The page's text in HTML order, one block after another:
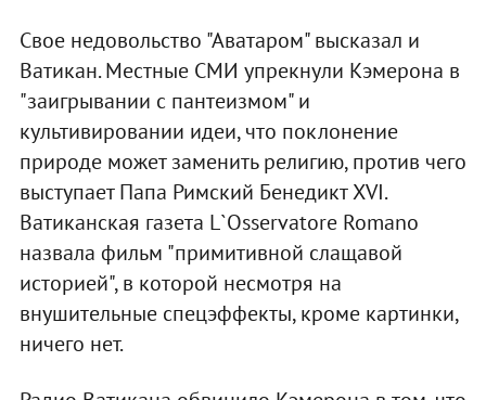
Свое недовольство "Аватаром" высказал и
Ватикан. Местные СМИ упрекнули Кэмерона в
"заигрывании с пантеизмом" и
культивировании идеи, что поклонение
природе может заменить религию, против чего
выступает Папа Римский Бенедикт XVI.
Ватиканская газета L`Osservatore Romano
назвала фильм "примитивной слащавой
историей", в которой несмотря на
внушительные спецэффекты, кроме картинки,
ничего нет.